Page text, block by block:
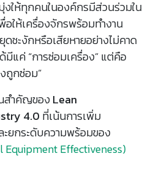
ให้ทุกคนในองค์กรมีส่วนร่วมใน
อให้เครื่องจักรพร้อมทำงาน
ดชะงักหรือเสียหายอย่างไม่คาด
มีแค่ “การซ่อมเครื่อง” แต่คือ
ถูกซ่อม”
สำคัญของLean
4.0 ที่เน้นการเพิ่ม
ยกระดับความพร้อมของ
Equipment Effectiveness)